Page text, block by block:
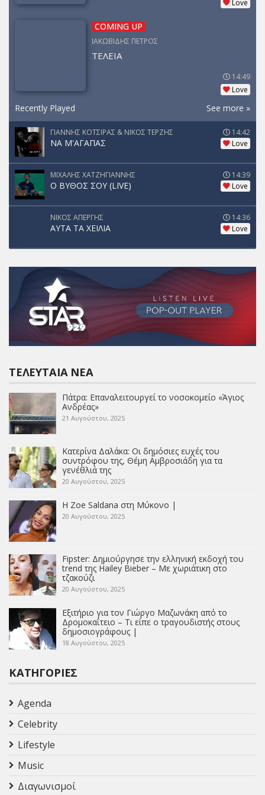
Love
COMING UP
ΙΑΚΩΒΙΔΗΣ ΠΕΤΡΟΣ
ΤΕΛΕΙΑ
14:49
Love
Recently Played See more »
ΓΙΑΝΝΗΣ ΚΟΤΣΙΡΑΣ & ΝΙΚΟΣ ΤΕΡΖΗΣ
ΝΑ Μ'ΑΓΑΠΑΣ
14:42
Love
ΜΙΧΑΛΗΣ ΧΑΤΖΗΓΙΑΝΝΗΣ
Ο ΒΥΘΟΣ ΣΟΥ (LIVE)
14:39
Love
ΝΙΚΟΣ ΑΠΕΡΓΗΣ
ΑΥΤΑ ΤΑ ΧΕΙΛΙΑ
14:36
Love
ΤΕΛΕΥΤΑΊΑ ΝΈΑ
Πάτρα: Επαναλειτουργεί το νοσοκομείο «Άγιος
Ανδρέας»
21 Αυγούστου, 2025
Κατερίνα Δαλάκα: Οι δημόσιες ευχές του
συντρόφου της, Θέμη Αμβροσιάδη για τα
γενέθλιά της
20 Αυγούστου, 2025
Η Zoe Saldana στη Μύκονο |
20 Αυγούστου, 2025
Fipster: Δημιούργησε την ελληνική εκδοχή του
trend της Hailey Bieber – Με χωριάτικη στο
τζακούζι
20 Αυγούστου, 2025
Εξιτήριο για τον Γιώργο Μαζωνάκη από το
Δρομοκαΐτειο – Τι είπε ο τραγουδιστής στους
δημοσιογράφους |
18 Αυγούστου, 2025
ΚΑΤΗΓΟΡΊΕΣ
Agenda
Celebrity
Lifestyle
Music
Διαγωνισμοί